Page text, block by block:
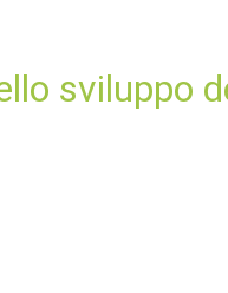
sviluppo